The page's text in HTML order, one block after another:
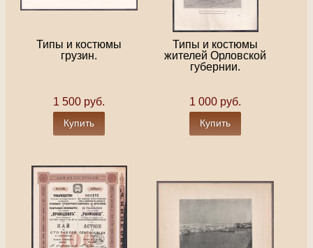
Типы и костюмы
грузин.
1 500 руб.
Купить
Типы и костюмы
жителей Орловской
губернии.
1 000 руб.
Купить